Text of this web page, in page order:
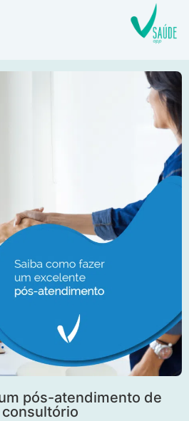
pós-atendimento de